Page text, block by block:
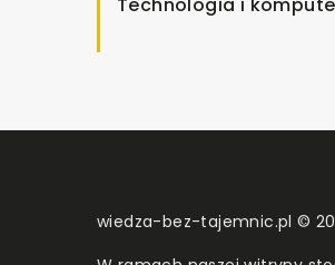
wiedza-bez-tajemnic.pl ©